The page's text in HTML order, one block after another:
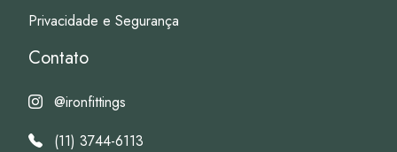
Privacidade e Segurança
Contato
@ironfittings
(11) 3744-6113